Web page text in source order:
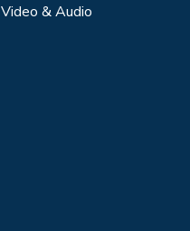
Video & Audio